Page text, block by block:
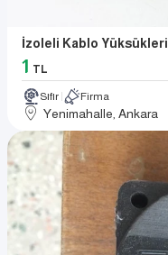
İzoleli Kablo Yüksükleri
1 TL
Sıfır Firma
Yenimahalle, Ankara